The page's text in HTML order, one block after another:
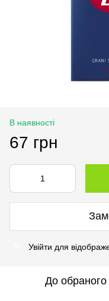
В наявності
67 грн
Увійти для
До обраного